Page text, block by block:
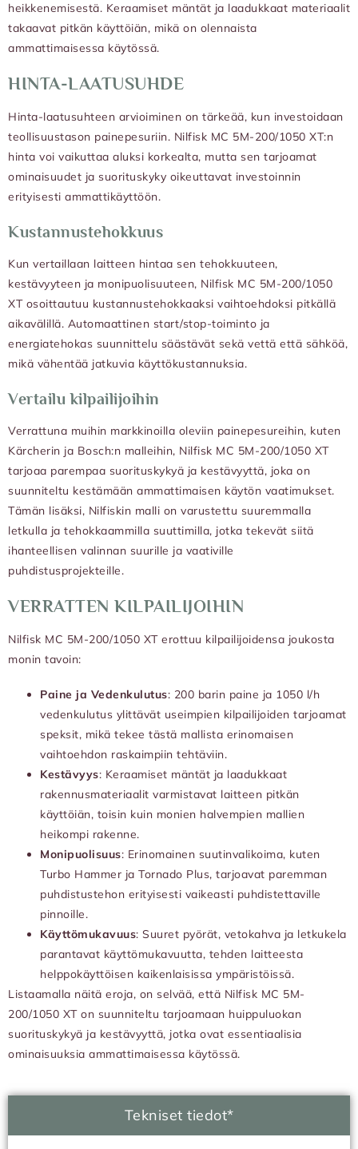
heikkenemisestä. Keraamiset mäntät ja laadukkaat materiaalit
takaavat pitkän käyttöiän, mikä on olennaista
ammattimaisessa käytössä.
HINTA-LAATUSUHDE
Hinta-laatusuhteen arvioiminen on tärkeää, kun investoidaan
teollisuustason painepesuriin. Nilfisk MC 5M-200/1050 XT:n
hinta voi vaikuttaa aluksi korkealta, mutta sen tarjoamat
ominaisuudet ja suorituskyky oikeuttavat investoinnin
erityisesti ammattikäyttöön.
Kustannustehokkuus
Kun vertaillaan laitteen hintaa sen tehokkuuteen,
kestävyyteen ja monipuolisuuteen, Nilfisk MC 5M-200/1050
XT osoittautuu kustannustehokkaaksi vaihtoehdoksi pitkällä
aikavälillä. Automaattinen start/stop-toiminto ja
energiatehokas suunnittelu säästävät sekä vettä että sähköä,
mikä vähentää jatkuvia käyttökustannuksia.
Vertailu kilpailijoihin
Verrattuna muihin markkinoilla oleviin painepesureihin, kuten
Kärcherin ja Bosch:n malleihin, Nilfisk MC 5M-200/1050 XT
tarjoaa parempaa suorituskykyä ja kestävyyttä, joka on
suunniteltu kestämään ammattimaisen käytön vaatimukset.
Tämän lisäksi, Nilfiskin malli on varustettu suuremmalla
letkulla ja tehokkaammilla suuttimilla, jotka tekevät siitä
ihanteellisen valinnan suurille ja vaativille
puhdistusprojekteille.
VERRATTEN KILPAILIJOIHIN
Nilfisk MC 5M-200/1050 XT erottuu kilpailijoidensa joukosta
monin tavoin:
Paine ja Vedenkulutus: 200 barin paine ja 1050 l/h
vedenkulutus ylittävät useimpien kilpailijoiden tarjoamat
speksit, mikä tekee tästä mallista erinomaisen
vaihtoehdon raskaimpiin tehtäviin.
Kestävyys: Keraamiset mäntät ja laadukkaat
rakennusmateriaalit varmistavat laitteen pitkän
käyttöiän, toisin kuin monien halvempien mallien
heikompi rakenne.
Monipuolisuus: Erinomainen suutinvalikoima, kuten
Turbo Hammer ja Tornado Plus, tarjoavat paremman
puhdistustehon erityisesti vaikeasti puhdistettaville
pinnoille.
Käyttömukavuus: Suuret pyörät, vetokahva ja letkukela
parantavat käyttömukavuutta, tehden laitteesta
helppokäyttöisen kaikenlaisissa ympäristöissä.
Listaamalla näitä eroja, on selvää, että Nilfisk MC 5M-
200/1050 XT on suunniteltu tarjoamaan huippuluokan
suorituskykyä ja kestävyyttä, jotka ovat essentiaalisia
ominaisuuksia ammattimaisessa käytössä.
Tekniset tiedot*